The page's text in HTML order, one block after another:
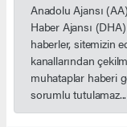
Anadolu Ajansı
Haber Ajansı
haberler, sitemizin
kanallarından
muhataplar haberi
sorumlu tutulamaz...